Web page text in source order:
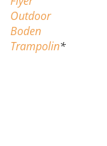
Outdoor
Boden
Trampolin*